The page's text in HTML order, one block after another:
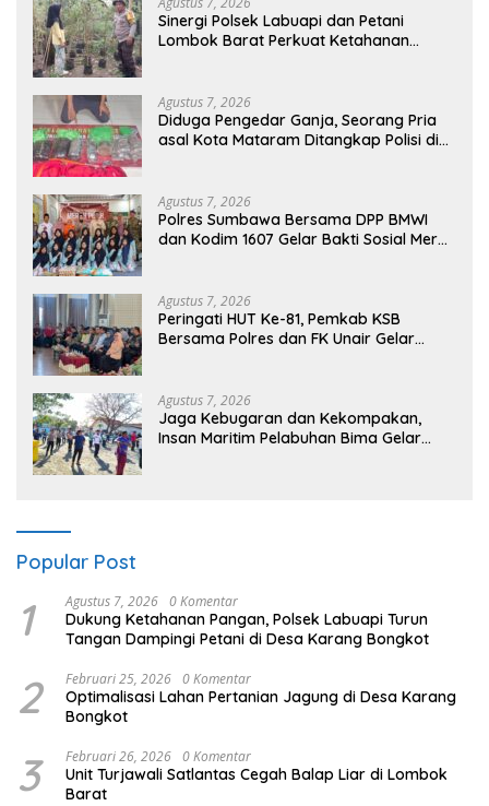
Sinergi Polsek Labuapi dan Petani
Lombok Barat Perkuat Ketahanan
Agustus 7, 2026
Diduga Pengedar Ganja, Seorang Pria
asal Kota Mataram Ditangkap Polisi di
Agustus 7, 2026
Polres Sumbawa Bersama DPP BMWI
dan Kodim 1607 Gelar Bakti Sosial Merah
Agustus 7, 2026
Peringati HUT Ke-81, Pemkab KSB
Bersama Polres dan FK Unair Gelar
Agustus 7, 2026
Jaga Kebugaran dan Kekompakan,
Insan Maritim Pelabuhan Bima Gelar
Popular Post
1 Agustus 7, 2026 0 Komentar
Dukung Ketahanan Pangan, Polsek Labuapi Turun
Tangan Dampingi Petani di Desa Karang Bongkot
2 Februari 25, 2026 0 Komentar
Optimalisasi Lahan Pertanian Jagung di Desa Karang
Bongkot
3 Februari 26, 2026 0 Komentar
Unit Turjawali Satlantas Cegah Balap Liar di Lombok
Barat